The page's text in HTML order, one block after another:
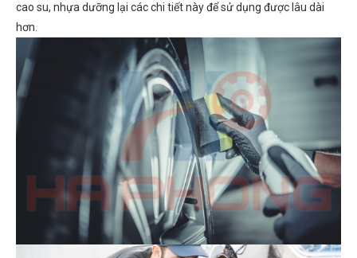
cao su, nhựa dưỡng lại các chi tiết này để sử dụng được lâu dài
hơn.